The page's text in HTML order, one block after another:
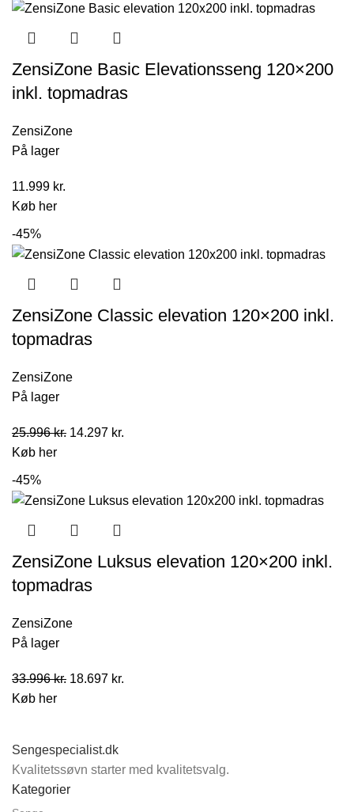
ZensiZone Basic Elevationsseng 120×200
inkl. topmadras
ZensiZone
På lager
11.999 kr.
Køb her
-45%
ZensiZone Classic elevation 120×200 inkl.
topmadras
ZensiZone
På lager
25.996kr. Den
14.297 kr.
Køb her
-45%
ZensiZone Luksus elevation 120×200 inkl.
topmadras
ZensiZone
På lager
33.996kr. Den
33.996 kr..
18.697 kr.
Køb her
Sengespecialist.dk
Kvalitetssøvn starter med kvalitetsvalg.
Kategorier